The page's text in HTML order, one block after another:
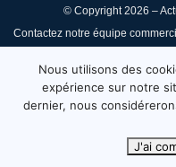
© Copyright 2026 –
Contactez notre équipe
Politique de Réclamation
Code de Déontologie
Fiabilité et Fact Checking
Nous utilisons des
expérience sur notre
dernier, nous
J'ai